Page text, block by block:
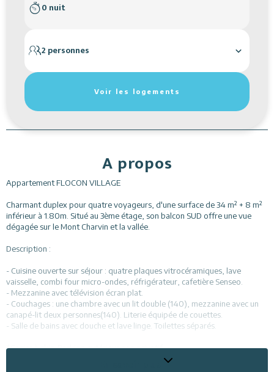
0 nuit
2 personnes
Voir les logements
A propos
Appartement FLOCON VILLAGE
Charmant duplex pour quatre voyageurs, d'une surface de 34 m² + 8 m²
inférieur à 1.80m. Situé au 3ème étage, son balcon SUD offre une vue
dégagée sur le Mont Charvin et la vallée.
Description :
- Cuisine ouverte sur séjour : quatre plaques vitrocéramiques, lave
vaisselle, combi four micro-ondes, réfrigérateur, cafetière Senseo.
- Mezzanine avec télévision écran plat.
- Couchages : une chambre avec un lit double (140), mezzanine avec un
canapé-lit deux personnes(140). Literie équipée de couettes.
- Salle de bains avec douche et lave linge. Toilettes séparés.
*Casier à skis. Parking extérieur non privatif.